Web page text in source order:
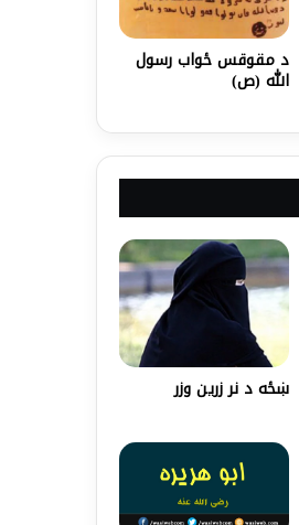
د مقوقس ځواب رسول
الله (ص)
ښځه د نر زرین وزر